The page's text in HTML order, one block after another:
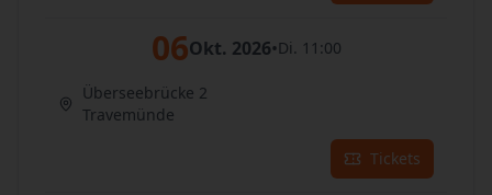
06Okt. 2026•Di. 11:00
Überseebrücke 2
Travemünde
Tickets